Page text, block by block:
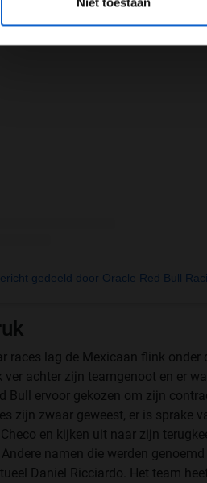
Instagram bekijken
gedeeld door Oracle Red Bull
races lag de Mexicaan flink
ver achter zijn teamgenoot en er
Bull ervoor gekozen om zijn
zijn zwaar geweest, er is sprake
en kijken uit naar zijn
namen die werden
Daniel Ricciardo. Het team